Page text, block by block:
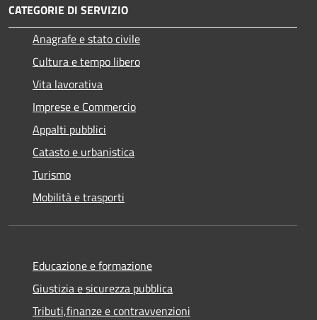
CATEGORIE DI SERVIZIO
Anagrafe e stato civile
Cultura e tempo libero
Vita lavorativa
Imprese e Commercio
Appalti pubblici
Catasto e urbanistica
Turismo
Mobilità e trasporti
Educazione e formazione
Giustizia e sicurezza pubblica
Tributi,finanze e contravvenzioni